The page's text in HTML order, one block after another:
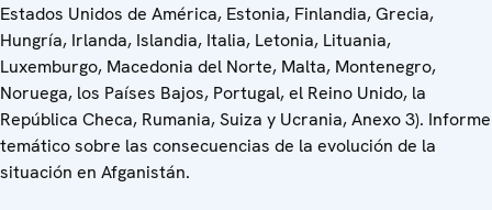
Estados Unidos de América, Estonia, Finlandia, Grecia,
Hungría, Irlanda, Islandia, Italia, Letonia, Lituania,
Luxemburgo, Macedonia del Norte, Malta, Montenegro,
Noruega, los Países Bajos, Portugal, el Reino Unido, la
República Checa, Rumania, Suiza y Ucrania, Anexo 3). Informe
temático sobre las consecuencias de la evolución de la
situación en Afganistán.